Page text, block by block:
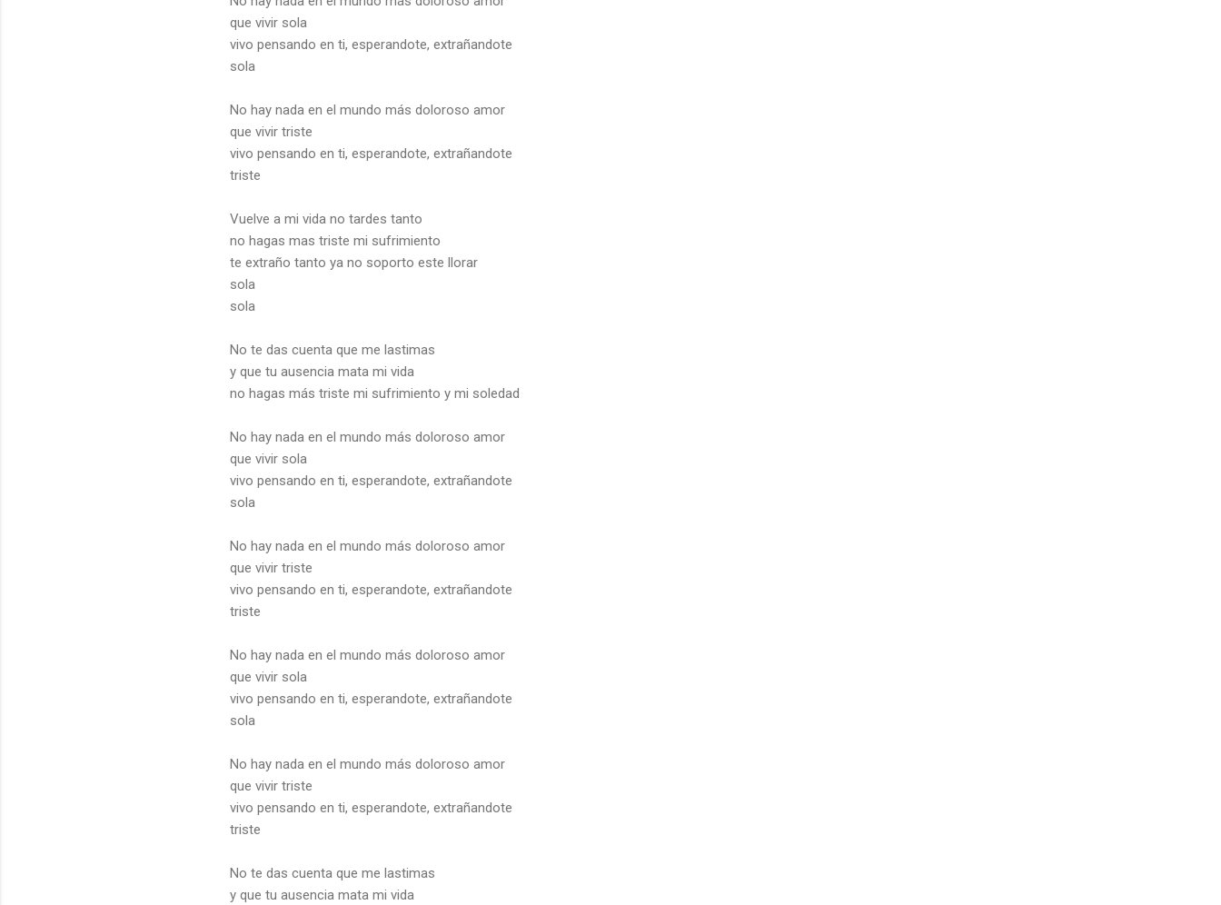
que vivir sola
vivo pensando en ti, esperandote, extrañandote
sola
No hay nada en el mundo más doloroso amor
que vivir triste
vivo pensando en ti, esperandote, extrañandote
triste
Vuelve a mi vida no tardes tanto
no hagas mas triste mi sufrimiento
te extraño tanto ya no soporto este llorar
sola
sola
No te das cuenta que me lastimas
y que tu ausencia mata mi vida
no hagas más triste mi sufrimiento y mi soledad
No hay nada en el mundo más doloroso amor
que vivir sola
vivo pensando en ti, esperandote, extrañandote
sola
No hay nada en el mundo más doloroso amor
que vivir triste
vivo pensando en ti, esperandote, extrañandote
triste
No hay nada en el mundo más doloroso amor
que vivir sola
vivo pensando en ti, esperandote, extrañandote
sola
No hay nada en el mundo más doloroso amor
que vivir triste
vivo pensando en ti, esperandote, extrañandote
triste
No te das cuenta que me lastimas
y que tu ausencia mata mi vida